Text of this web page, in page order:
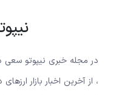
در مجله خبری نیپوتو سعی
، از آخرین اخبار بازار